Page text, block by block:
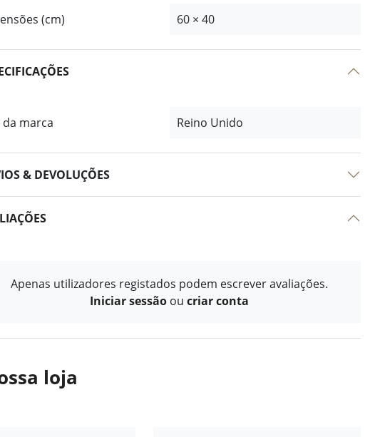
(cm) 60 × 40
da marca Reino Unido
& DEVOLUÇÕES
Apenas utilizadores registados podem escrever avaliações.
Iniciar sessão ou criar conta
loja